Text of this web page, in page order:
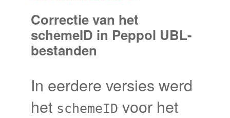
Correctie van het
schemeID in Peppol UBL-
bestanden
In eerdere versies werd
het schemeID voor het